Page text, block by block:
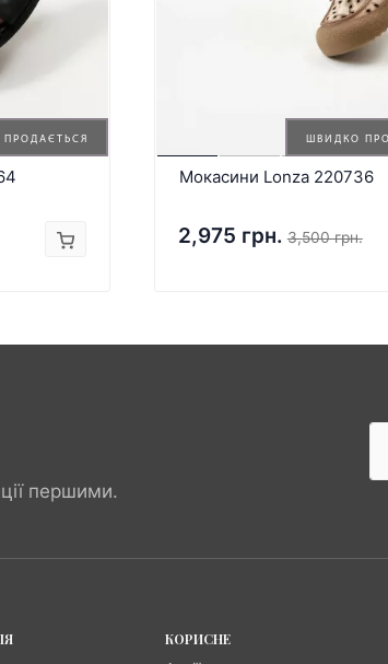
ШВИДКО
Мокасини Lonza 220736
2,975 грн. 3,500 грн.
першими.
КОРИСНЕ